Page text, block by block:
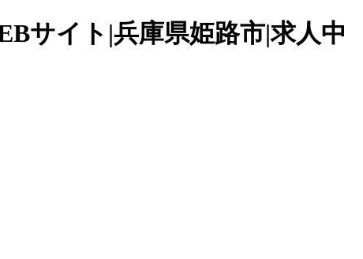
サイト|兵庫県姫路市|求人中